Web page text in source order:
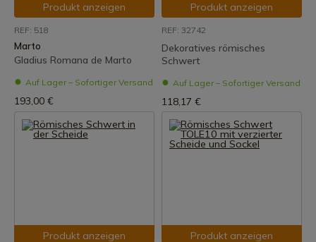
Produkt anzeigen
REF: 518
Marto
Gladius Romana de Marto
Auf Lager – Sofortiger Versand
193,00 €
Produkt anzeigen
REF: 32742
Dekoratives römisches
Schwert
Auf Lager – Sofortiger Versand
118,17 €
Produkt anzeigen Produkt anzeigen